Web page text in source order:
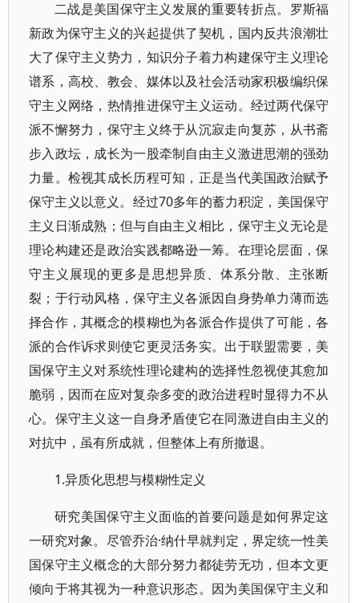
二战是美国保守主义发展的重要转折点。罗斯福
新政为保守主义的兴起提供了契机，国内反共浪潮壮
大了保守主义势力，知识分子着力构建保守主义理论
谱系，高校、教会、媒体以及社会活动家积极编织保
守主义网络，热情推进保守主义运动。经过两代保守
派不懈努力，保守主义终于从沉寂走向复苏，从书斋
步入政坛，成长为一股牵制自由主义激进思潮的强劲
力量。检视其成长历程可知，正是当代美国政治赋予
保守主义以意义。经过70多年的蓄力积淀，美国保守
主义日渐成熟；但与自由主义相比，保守主义无论是
理论构建还是政治实践都略逊一筹。在理论层面，保
守主义展现的更多是思想异质、体系分散、主张断
裂；于行动风格，保守主义各派因自身势单力薄而选
择合作，其概念的模糊也为各派合作提供了可能，各
派的合作诉求则使它更灵活务实。出于联盟需要，美
国保守主义对系统性理论建构的选择性忽视使其愈加
脆弱，因而在应对复杂多变的政治进程时显得力不从
心。保守主义这一自身矛盾使它在同激进自由主义的
对抗中，虽有所成就，但整体上有所撤退。
1.异质化思想与模糊性定义
研究美国保守主义面临的首要问题是如何界定这
一研究对象。尽管乔治·纳什早就判定，界定统一性美
国保守主义概念的大部分努力都徒劳无功，但本文更
倾向于将其视为一种意识形态。因为美国保守主义和